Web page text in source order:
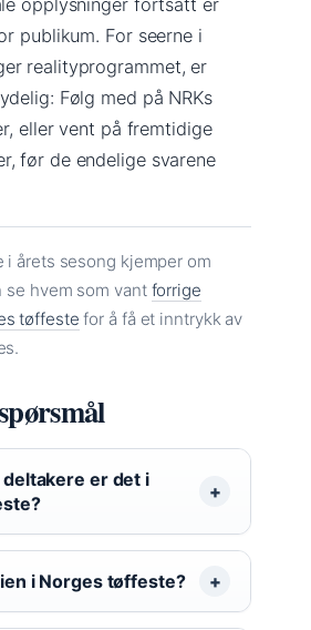
publikum. For seerne i
realityprogrammet, er
Følg med på NRKs
eller vent på fremtidige
før de endelige svarene
i årets sesong kjemper om
se hvem som vant forrige
tøffeste for å få et inntrykk av
er det i
i Norges tøffeste?